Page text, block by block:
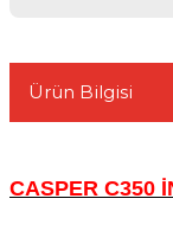
Ürün Bilgisi
CASPER C350